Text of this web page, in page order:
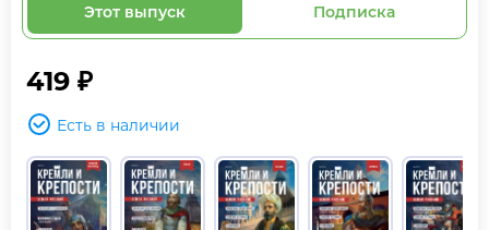
Этот выпуск Подписка
419 ₽
Есть в наличии